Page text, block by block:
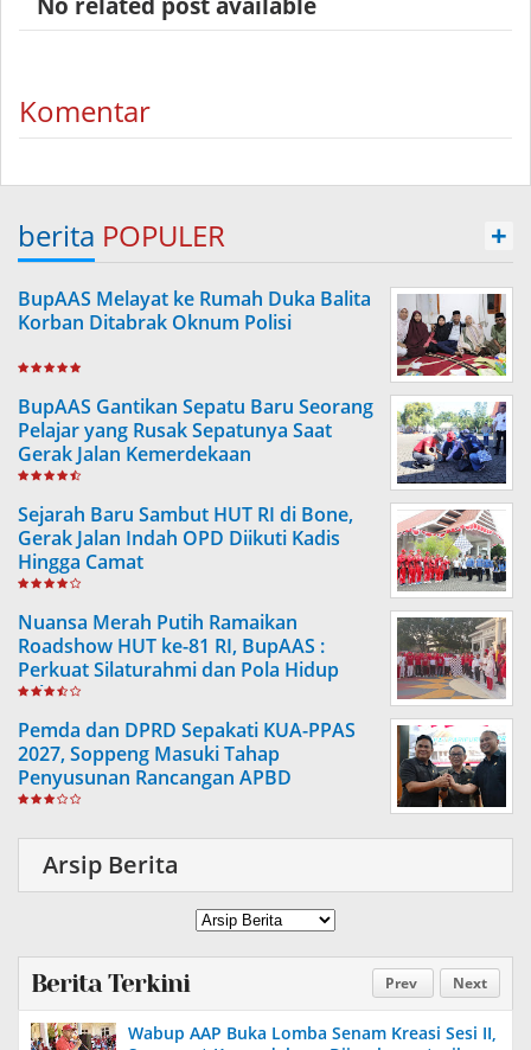
Komentar
berita POPULER +
BupAAS Melayat ke Rumah Duka Balita
Korban Ditabrak Oknum Polisi
BupAAS Gantikan Sepatu Baru Seorang
Pelajar yang Rusak Sepatunya Saat
Gerak Jalan Kemerdekaan
Sejarah Baru Sambut HUT RI di Bone,
Gerak Jalan Indah OPD Diikuti Kadis
Hingga Camat
Nuansa Merah Putih Ramaikan
Roadshow HUT ke-81 RI, BupAAS :
Perkuat Silaturahmi dan Pola Hidup
Sehat
Pemda dan DPRD Sepakati KUA-PPAS
2027, Soppeng Masuki Tahap
Penyusunan Rancangan APBD
Arsip Berita
Prev Next
Berita Terkini
Wabup AAP Buka Lomba Senam Kreasi Sesi II,